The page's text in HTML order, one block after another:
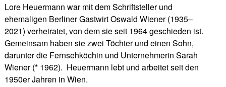
Lore Heuermann war mit dem Schriftsteller und
ehemaligen Berliner Gastwirt Oswald Wiener (1935–
2021) verheiratet, von dem sie seit 1964 geschieden ist.
Gemeinsam haben sie zwei Töchter und einen Sohn,
darunter die Fernsehköchin und Unternehmerin Sarah
Wiener (* 1962). Heuermann lebt und arbeitet seit den
1950er Jahren in Wien.